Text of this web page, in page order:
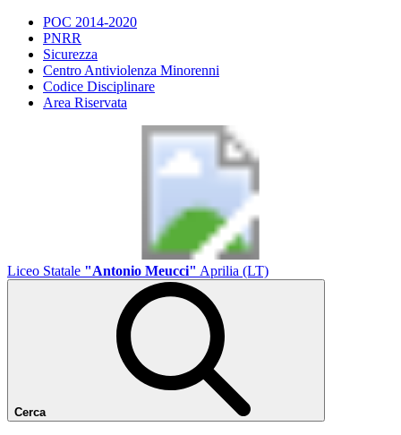
POC 2014-2020
PNRR
Sicurezza
Centro Antiviolenza Minorenni
Codice Disciplinare
Area Riservata
Liceo Statale "Antonio Meucci" Aprilia (LT)
Cerca